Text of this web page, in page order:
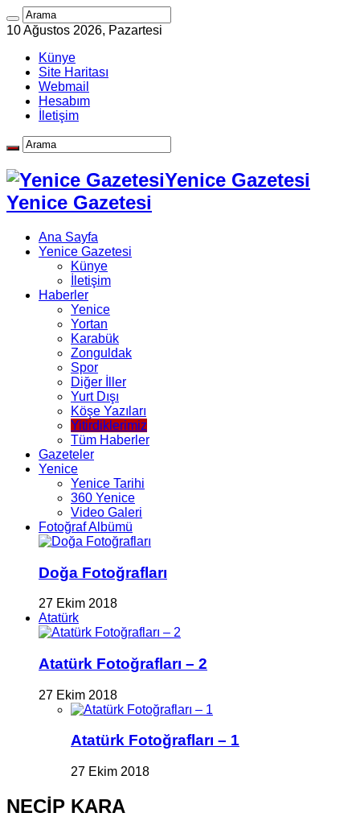
10 Ağustos 2026, Pazartesi
Künye
Site Haritası
Webmail
Hesabım
İletişim
Yenice Gazetesi
Yenice Gazetesi
Ana Sayfa
Yenice Gazetesi
Künye
İletişim
Haberler
Yenice
Yortan
Karabük
Zonguldak
Spor
Diğer İller
Yurt Dışı
Köşe Yazıları
Yitirdiklerimiz
Tüm Haberler
Gazeteler
Yenice
Yenice Tarihi
360 Yenice
Video Galeri
Fotoğraf Albümü
Doğa Fotoğrafları
27 Ekim 2018
Atatürk
Atatürk Fotoğrafları – 2
27 Ekim 2018
Atatürk Fotoğrafları – 1
27 Ekim 2018
NECİP KARA